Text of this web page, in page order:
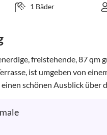
1 Bäder
freistehende, 87 qm
ist umgeben von
schönen Ausblick über